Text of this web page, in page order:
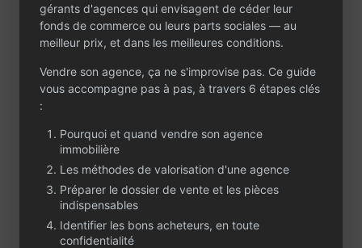
Contactez-nous
Un projet ou une
question ?
Que vous envisagiez de céder ou d’acheter
votre écoute. Partagez votre projet dans le
formulaire : notre équipe vous contactera
rapidement, en toute confidentialité.
gérants d'agences qui envisagent de céder leur
fonds de commerce ou leurs parts sociales — au
meilleur prix, et dans les meilleures conditions.
Vendre son agence, ça ne s'improvise pas. Ce guide
vous accompagne pas à pas, à travers 6 étapes clés
:
Pourquoi et quand vendre son agence
immobilière
Les méthodes de valorisation d'une agence
Préparer le dossier de vente et les pièces
indispensables
Identifier les bons acheteurs, en toute
confidentialité